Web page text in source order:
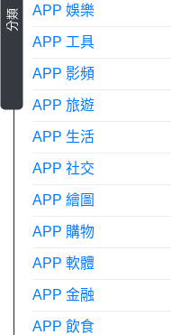
分類 APP 娛樂
APP 工具
APP 影頻
APP 旅遊
APP 生活
APP 社交
APP 繪圖
APP 購物
APP 軟體
APP 金融
APP 飲食